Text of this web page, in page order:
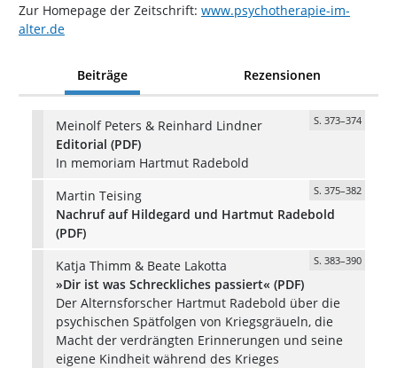
Zur Homepage der Zeitschrift: www.psychotherapie-im-
alter.de
Beiträge Rezensionen
Meinolf Peters & Reinhard Lindner S. 373–374
Editorial (PDF)
In memoriam Hartmut Radebold
Martin Teising
S. 375–382
Nachruf auf Hildegard und Hartmut Radebold
(PDF)
Katja Thimm & Beate Lakotta
S. 383–390
»Dir ist was Schreckliches passiert« (PDF)
Der Alternsforscher Hartmut Radebold über die
psychischen Spätfolgen von Kriegsgräueln, die
Macht der verdrängten Erinnerungen und seine
eigene Kindheit während des Krieges